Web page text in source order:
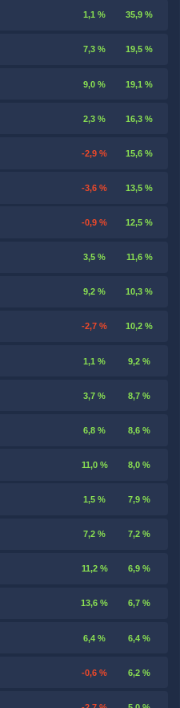
1,1 % 35,9 %
7,3 % 19,5 %
9,0 % 19,1 %
2,3 % 16,3 %
-2,9 % 15,6 %
-3,6 % 13,5 %
-0,9 % 12,5 %
3,5 % 11,6 %
9,2 % 10,3 %
-2,7 % 10,2 %
1,1 % 9,2 %
3,7 % 8,7 %
6,8 % 8,6 %
11,0 % 8,0 %
1,5 % 7,9 %
7,2 % 7,2 %
11,2 % 6,9 %
13,6 % 6,7 %
6,4 % 6,4 %
-0,6 % 6,2 %